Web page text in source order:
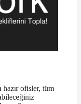
ofisler, tüm